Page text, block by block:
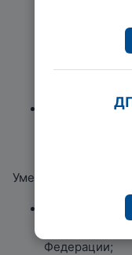
вещных прав,
отдельных
банкротство,
арбитражный
Уметь:
бегло
Федерации;